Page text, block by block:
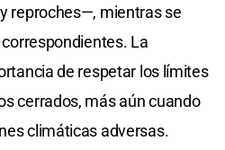
reproches—, mientras se
La
de respetar los límites
cerrados, más aún cuando
climáticas adversas.